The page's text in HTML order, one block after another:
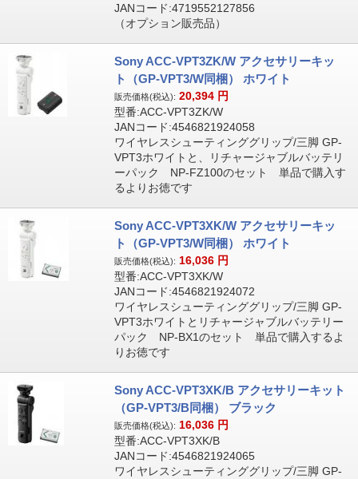
JANコード:4719552127856
（オプション販売品）
Sony ACC-VPT3ZK/W アクセサリーキッ
ト（GP-VPT3/W同梱） ホワイト
販売価格(税込): 20,394 円
型番:ACC-VPT3ZK/W
JANコード:4546821924058
ワイヤレスシューティンググリップ/三脚 GP-
VPT3ホワイトと、リチャージャブルバッテリ
ーパック NP-FZ100のセット 単品で購入す
るよりお徳です
Sony ACC-VPT3XK/W アクセサリーキッ
ト（GP-VPT3/W同梱） ホワイト
販売価格(税込): 16,036 円
型番:ACC-VPT3XK/W
JANコード:4546821924072
ワイヤレスシューティンググリップ/三脚 GP-
VPT3ホワイトとリチャージャブルバッテリー
パック NP-BX1のセット 単品で購入するよ
りお徳です
Sony ACC-VPT3XK/B アクセサリーキット
（GP-VPT3/B同梱） ブラック
販売価格(税込): 16,036 円
型番:ACC-VPT3XK/B
JANコード:4546821924065
ワイヤレスシューティンググリップ/三脚 GP-